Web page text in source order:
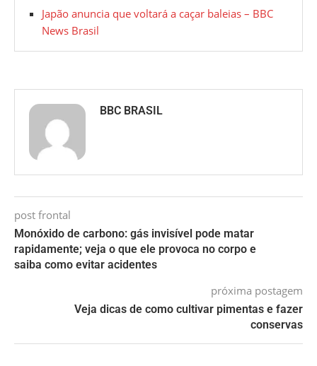
Japão anuncia que voltará a caçar baleias – BBC
News Brasil
BBC BRASIL
post frontal
Monóxido de carbono: gás invisível pode matar
rapidamente; veja o que ele provoca no corpo e
saiba como evitar acidentes
próxima postagem
Veja dicas de como cultivar pimentas e fazer
conservas